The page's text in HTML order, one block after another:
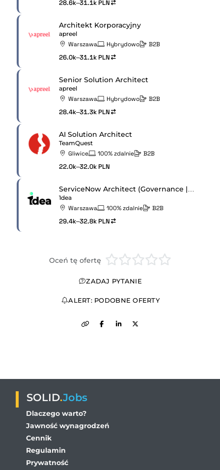
28.6k–31.1k PLN
Architekt Korporacyjny
apreel
Warszawa Hybrydowo B2B
26.0k–31.1k PLN
Senior Solution Architect
apreel
Warszawa Hybrydowo B2B
28.4k–31.3k PLN
AI Solution Architect
TeamQuest
Gliwice 100% zdalnie B2B
22.0k–32.0k PLN
ServiceNow Architect (Governance | Leadership | CMDB)
1dea
Warszawa 100% zdalnie B2B
29.4k–32.8k PLN
Oceń tę ofertę
ZADAJ PYTANIE
ALERT: PODOBNE OFERTY
SOLID.Jobs
Dlaczego warto?
Jawność wynagrodzeń
Cennik
Regulamin
Prywatność